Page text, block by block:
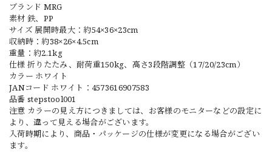
ブランド MRG
素材 鉄、PP
サイズ 展開時最大：約54×36×23cm
収納時：約38×26×4.5cm
重量：約2.1kg
仕様 折りたたみ、耐荷重150kg、高さ3段階調整（17/20/23cm）
カラー ホワイト
JANコード ホワイト：4573616907583
品番 stepstool001
注意 カラーの見え方につきましては、お客様のモニターなどの設定に
より、違って見える場合がございます。
入荷時期により、商品・パッケージの仕様が変更になる場合がござい
ます。